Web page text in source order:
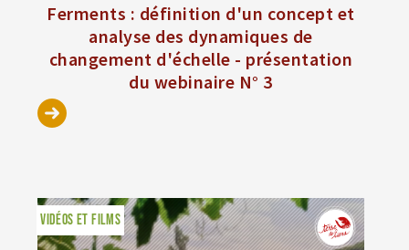
Ferments : définition d'un concept et
analyse des dynamiques de
changement d'échelle - présentation
du webinaire N° 3
VIDÉOS ET FILMS